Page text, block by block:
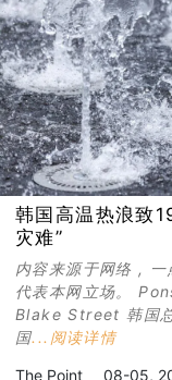
韩国高温热浪致
灾难”
内容来源于网络 ,
代表本网立场。
Blake Street 韩国
国...阅读详情
The Point 08-05,